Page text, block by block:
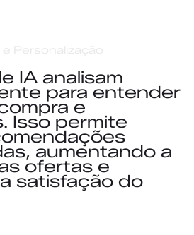
IA analisam
para entender
e
Isso permite
aumentando a
ofertas e
satisfação do